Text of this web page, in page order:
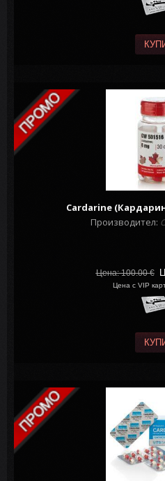
Cardarine
Производител:
Цена: 100.00€
Цена с VIP